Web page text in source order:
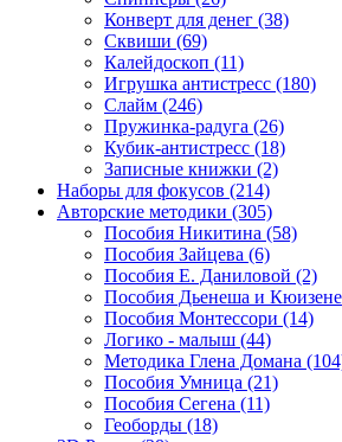
Конверт для денег (38)
Сквиши (69)
Калейдоскоп (11)
Игрушка антистресс (180)
Слайм (246)
Пружинка-радуга (26)
Кубик-антистресс (18)
Записные книжки (2)
Наборы для фокусов (214)
Авторские методики (305)
Пособия Никитина (58)
Пособия Зайцева (6)
Пособия Е. Даниловой (2)
Пособия Дьенеша и
Пособия Монтессори (14)
Логико - малыш (44)
Методика Глена Домана
Пособия Умница (21)
Пособия Сегена (11)
Геоборды (18)